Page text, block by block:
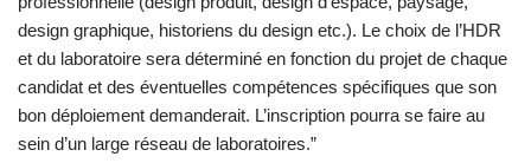
design graphique, historiens du design etc.). Le choix de l’HDR
et du laboratoire sera déterminé en fonction du projet de chaque
candidat et des éventuelles compétences spécifiques que son
bon déploiement demanderait. L’inscription pourra se faire au
sein d’un large réseau de laboratoires.”